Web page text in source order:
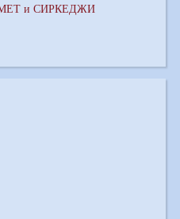
и СИРКЕДЖИ